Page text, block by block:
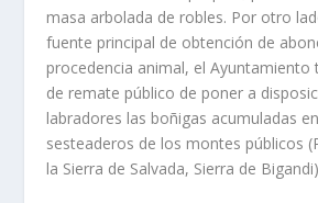
masa arbolada de robles. Por otro
fuente principal de obtención de
procedencia animal, el
de remate público de poner a
labradores las boñigas acumuladas
sesteaderos de los montes públicos
la Sierra de Salvada, Sierra de